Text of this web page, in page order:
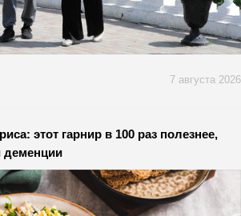
7 августа 2026
этот гарнир в 100 раз полезнее,
деменции